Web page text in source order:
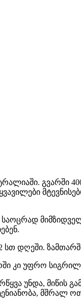
გვარში
დღეში.
კი უფრო
უნდა, მიწის
მშრალ